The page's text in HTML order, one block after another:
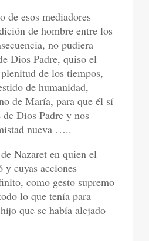
de esos mediadores
de hombre entre los
no pudiera
Dios Padre, quiso el
de los tiempos,
de humanidad,
de María, para que él sí
Dios Padre y nos
nueva …..
Nazaret en quien el
y cuyas acciones
como gesto supremo
lo que tenía para
que se había alejado